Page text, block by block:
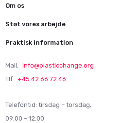
Om os
Støt vores arbejde
Praktisk information
Mail.
info@plasticchange.org
Tlf.
+45 42 66 72 46
Telefontid: tirsdag – torsdag,
09:00 – 12:00